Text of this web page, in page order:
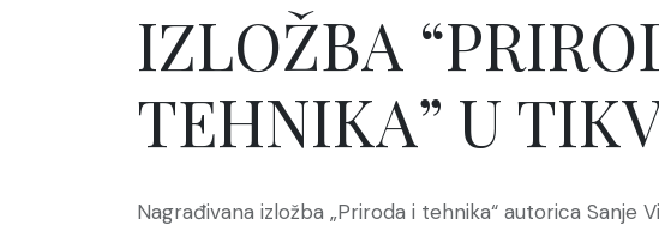
IZLOŽBA
TEHNIKA” U
Nagrađivana izložba „Priroda i tehnika“ autorica Sanje